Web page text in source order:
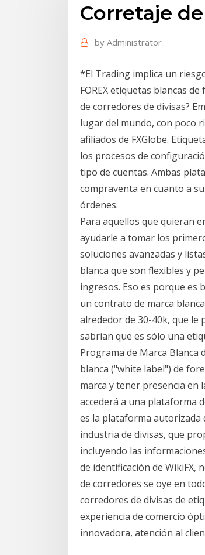
Corretaje
by Administrator
*El Trading implica un
FOREX etiquetas blancas
de corredores de divisas?
lugar del mundo, con poco
afiliados de FXGlobe.
los procesos de
tipo de cuentas. Ambas
compraventa en cuanto a
órdenes.
Para aquellos que quieran
ayudarle a tomar los
soluciones avanzadas y
blanca que son flexibles y
ingresos. Eso es porque es
un contrato de marca
alrededor de 30-40k, que le
sabrían que es sólo una
Programa de Marca Blanca
blanca ("white label") de
marca y tener presencia en
accederá a una plataforma
es la plataforma autorizada
industria de divisas, que
incluyendo las
de identificación de WikiFX,
de corredores se oye en
corredores de divisas de
experiencia de comercio
innovadora, atención al